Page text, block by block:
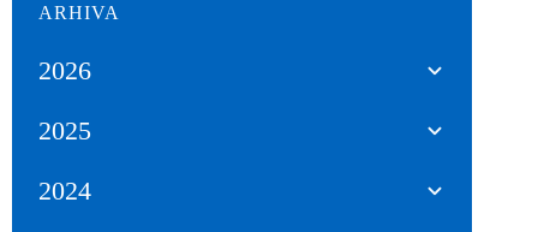
ARHIVA
2026
2025
2024